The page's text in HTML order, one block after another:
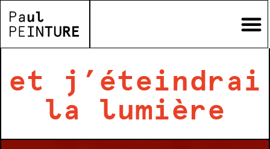
et j’éteindrai
la lumière